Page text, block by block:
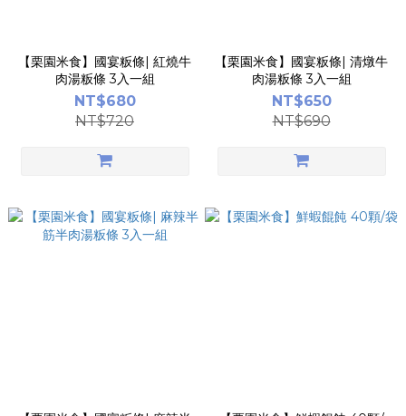
【栗園米食】國宴粄條| 紅燒牛
肉湯粄條 3入一組
NT$680
NT$720
【栗園米食】國宴粄條| 清燉牛
肉湯粄條 3入一組
NT$650
NT$690